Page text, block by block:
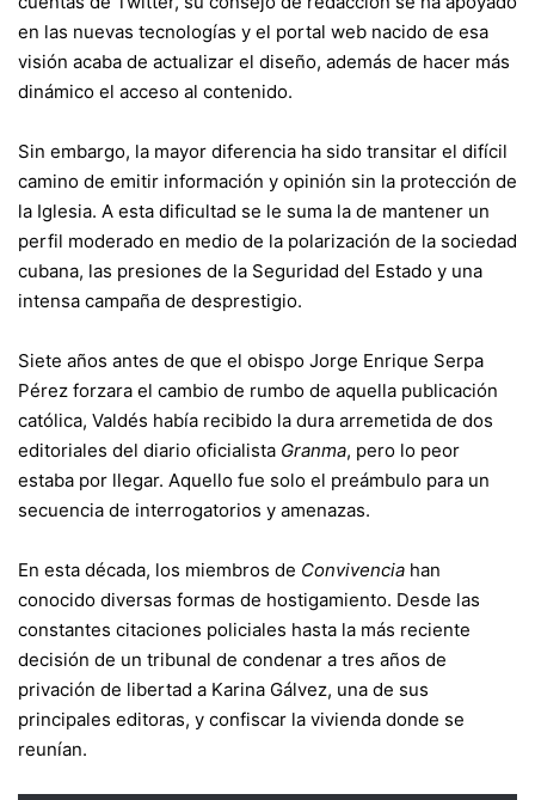
en las nuevas tecnologías y el portal web nacido de esa
visión acaba de actualizar el diseño, además de hacer más
dinámico el acceso al contenido.
Sin embargo, la mayor diferencia ha sido transitar el difícil
camino de emitir información y opinión sin la protección de
la Iglesia. A esta dificultad se le suma la de mantener un
perfil moderado en medio de la polarización de la sociedad
cubana, las presiones de la Seguridad del Estado y una
intensa campaña de desprestigio.
Siete años antes de que el obispo Jorge Enrique Serpa
Pérez forzara el cambio de rumbo de aquella publicación
católica, Valdés había recibido la dura arremetida de dos
editoriales del diario oficialista Granma, pero lo peor
estaba por llegar. Aquello fue solo el preámbulo para un
secuencia de interrogatorios y amenazas.
En esta década, los miembros de Convivencia han
conocido diversas formas de hostigamiento. Desde las
constantes citaciones policiales hasta la más reciente
decisión de un tribunal de condenar a tres años de
privación de libertad a Karina Gálvez, una de sus
principales editoras, y confiscar la vivienda donde se
reunían.